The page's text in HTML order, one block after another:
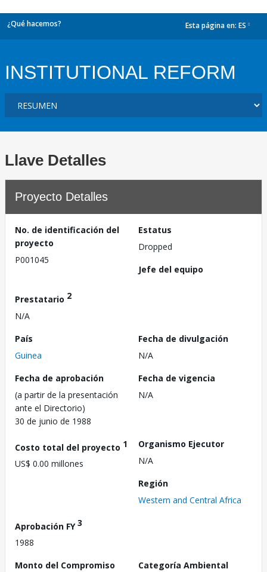
¿Qué hacemos? Esta página en: ES
INSTITUTIONAL REFORM
Llave Detalles
Proyecto Detalles
No. de identificación del
proyecto
P001045
Estatus
Dropped
Jefe del equipo
Prestatario 2
N/A
País
Guinea
Fecha de divulgación
N/A
Fecha de aprobación
(a partir de la presentación
ante el Directorio)
30 de junio de 1988
Fecha de vigencia
N/A
Costo total del proyecto 1
US$ 0.00 millones
Organismo Ejecutor
N/A
Región
Western and Central Africa
Aprobación FY3
1988
Monto del Compromiso
Categoría Ambiental